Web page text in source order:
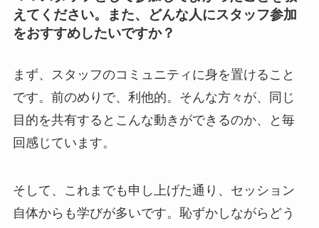
えてください。また、どんな人にスタッフ参加
をおすすめしたいですか？
まず、スタッフのコミュニティに身を置けること
です。前のめりで、利他的。そんな方々が、同じ
目的を共有するとこんな動きができるのか、と毎
回感じています。
そして、これまでも申し上げた通り、セッション
自体からも学びが多いです。恥ずかしながらどう